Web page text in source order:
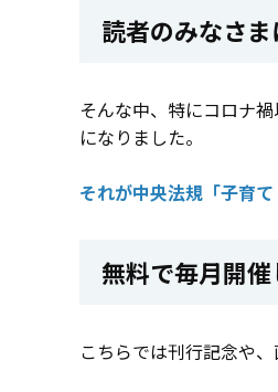
読者のみなさ
そんな中、特にコロナ
になりました。
それが中央法規「子育
無料で毎月開催
こちらでは刊行記念や